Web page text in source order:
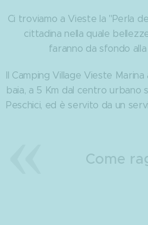
Ci troviamo a Vieste la "Perla
cittadina nella quale
faranno da sfondo
Il Camping Village Vieste
baia, a 5 Km dal centro urbano
Peschici, ed è servito da un
Come